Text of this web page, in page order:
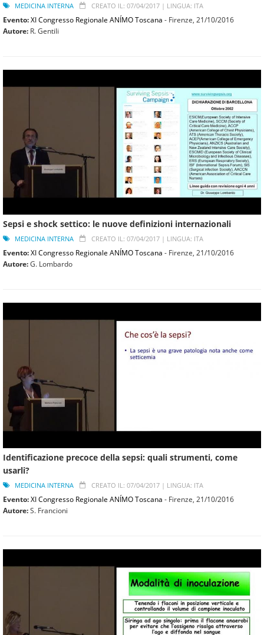
MEDICINA INTERNA CREATO IL: 07/04/2017 | LINGUA: ITA
Evento:XI Congresso Regionale ANÍMO Toscana - Firenze, 21/10/2016
Autore: R. Gentili
Sepsi e shock settico: le nuove definizioni internazionali
MEDICINA INTERNA CREATO IL: 07/04/2017 | LINGUA: ITA
Evento:XI Congresso Regionale ANÍMO Toscana - Firenze, 21/10/2016
Autore:G. Lombardo
Identificazione precoce della sepsi: quali strumenti, come
usarli?
MEDICINA INTERNA CREATO IL: 07/04/2017 | LINGUA: ITA
Evento:XI Congresso Regionale ANÍMO Toscana - Firenze, 21/10/2016
Autore:S. Francioni